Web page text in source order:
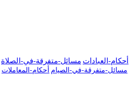
أحكام-العبادات مسائل-متفرقة-في-الصلاة
مسائل-متفرقة-في-الصيام أحكام-المعاملات